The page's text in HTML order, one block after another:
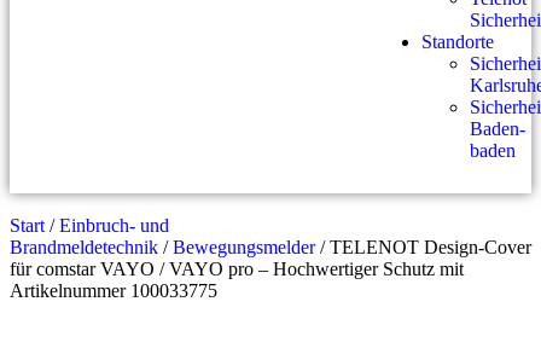
Standorte
Baden-
baden
Start /Einbruch- und
Brandmeldetechnik /Bewegungsmelder/ TELENOT Design-Cover
für comstar VAYO / VAYO pro – Hochwertiger Schutz mit
Artikelnummer 100033775